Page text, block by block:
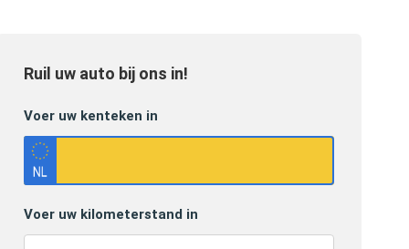
Ruil uw auto bij ons in!
Voer uw kenteken in
Voer uw kilometerstand in